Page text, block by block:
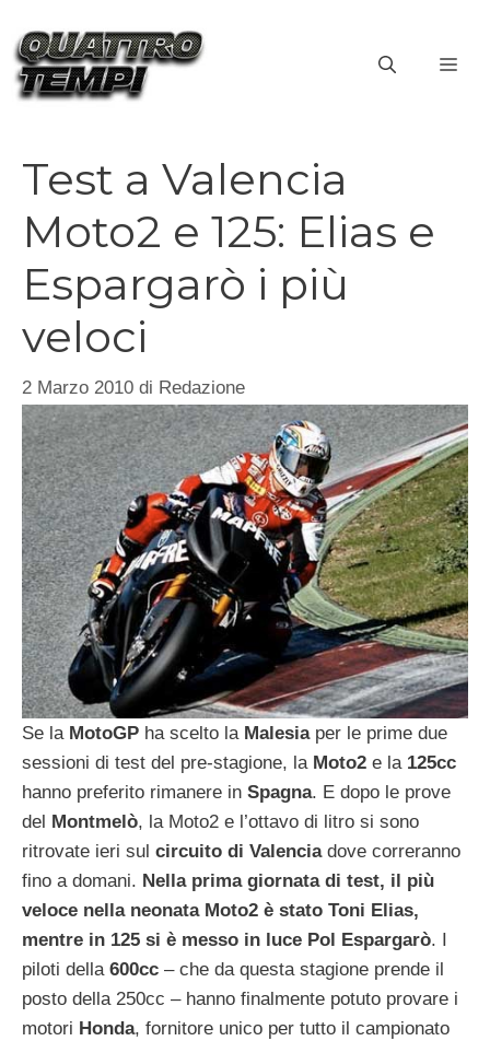
contenuto
Test a Valencia
Moto2 e 125: Elias e
Espargarò i più
veloci
2 Marzo 2010 di Redazione
Se la MotoGP ha scelto la Malesiaper le prime due
sessioni di test del pre-stagione, la Moto2 e la 125cc
hanno preferito rimanere in Spagna. E dopo le prove
del
Montmelò, la Moto2 e l’ottavo di litro si sono
ritrovate ieri sul circuito di Valenciadove correranno
fino a domani. Nella prima giornata di test, il più
veloce nella neonata Moto2 è stato Toni Elias,
mentre in 125 si è messo in luce Pol Espargarò.
piloti della 600cc – che da questa stagione prende il
posto della 250cc – hanno finalmente potuto provare i
motori Honda, fornitore unico per tutto il campionato